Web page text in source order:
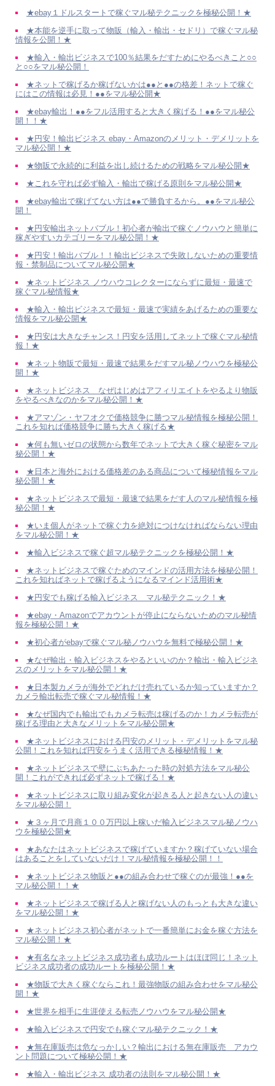
★ebay１ドルスタートで稼ぐマル秘テクニックを極秘公開！★
★本能を逆手に取って物販（輸入・輸出・セドリ）で稼ぐマル秘
情報を公開！★
★輸入・輸出ビジネスで100％結果をだすためにやるべきこと○○
と○○をマル秘公開！
★ネットで稼げるか稼げないかは●●と●●の格差！ネットで稼ぐ
にはこの情報は必見！●●をマル秘公開★
★ebay輸出！●●をフル活用すると大きく稼げる！●●をマル秘公
開！！★
★円安！輸出ビジネス ebay・Amazonのメリット・デメリットを
マル秘公開！★
★物販で永続的に利益を出し続けるための戦略をマル秘公開★
★これを守れば必ず輸入・輸出で稼げる原則をマル秘公開★
★ebay輸出で稼げてない方は●●で勝負するから。●●をマル秘公
開！
★円安輸出ネットバブル！初心者が輸出で稼ぐノウハウと簡単に
稼ぎやすいカテゴリーをマル秘公開！★
★円安！輸出バブル！！輸出ビジネスで失敗しないための重要情
報・禁制品についてマル秘公開★
★ネットビジネス ノウハウコレクターにならずに最短・最速で
稼ぐマル秘情報★
★輸入・輸出ビジネスで最短・最速で実績をあげるための重要な
情報をマル秘公開★
★円安は大きなチャンス！円安を活用してネットで稼ぐマル秘情
報！★
★ネット物販で最短・最速で結果をだすマル秘ノウハウを極秘公
開！★
★ネットビジネス なぜはじめはアフィリエイトをやるより物販
をやるべきなのかをマル秘公開！★
★アマゾン・ヤフオクで価格競争に勝つマル秘情報を極秘公開！
これを知れば価格競争に勝ち大きく稼げる★
★何も無いゼロの状態から数年でネットで大きく稼ぐ秘密をマル
秘公開！★
★日本と海外における価格差のある商品について極秘情報をマル
秘公開！★
★ネットビジネスで最短・最速で結果をだす人のマル秘情報を極
秘公開！★
★いま個人がネットで稼ぐ力を絶対につけなければならない理由
をマル秘公開！★
★輸入ビジネスで稼ぐ超マル秘テクニックを極秘公開！★
★ネットビジネスで稼ぐためのマインドの活用方法を極秘公開！
これを知ればネットで稼げるようになるマインド活用術★
★円安でも稼げる輸入ビジネス マル秘テクニック！★
★ebay・Amazonでアカウントが停止にならないためのマル秘情
報を極秘公開！★
★初心者がebayで稼ぐマル秘ノウハウを無料で極秘公開！★
★なぜ輸出・輸入ビジネスをやるといいのか？輸出・輸入ビジネ
スのメリットをマル秘公開！★
★日本製カメラが海外でどれだけ売れているか知っていますか？
カメラ輸出転売で稼ぐマル秘情報！★
★なぜ国内でも輸出でもカメラ転売は稼げるのか！カメラ転売が
稼げる理由と大きなメリットをマル秘公開★
★ネットビジネスにおける円安のメリット・デメリットをマル秘
公開！これを知れば円安をうまく活用できる極秘情報！★
★ネットビジネスで壁にぶちあたった時の対処方法をマル秘公
開！これができれば必ずネットで稼げる！★
★ネットビジネスに取り組み変化が起きる人と起きない人の違い
をマル秘公開！
★３ヶ月で月商１００万円以上稼いだ輸入ビジネスマル秘ノウハ
ウを極秘公開★
★あなたはネットビジネスで稼げていますか？稼げていない場合
はあることをしていないだけ！マル秘情報を極秘公開！！
★ネットビジネス物販と●●の組み合わせで稼ぐのが最強！●●を
マル秘公開！！★
★ネットビジネスで稼げる人と稼げない人のもっとも大きな違い
をマル秘公開！★
★ネットビジネス初心者がネットで一番簡単にお金を稼ぐ方法を
マル秘公開！★
★有名なネットビジネス成功者も成功ルートはほぼ同じ！ネット
ビジネス成功者の成功ルートを極秘公開！★
★物販で大きく稼ぐならこれ！最強物販の組み合わせをマル秘公
開！★
★世界を相手に生涯使える転売ノウハウをマル秘公開★
★輸入ビジネスで円安でも稼ぐマル秘テクニック！★
★無在庫販売は危なっかしい？輸出における無在庫販売 アカウ
ント問題について極秘公開！★
★輸入・輸出ビジネス 成功者の法則をマル秘公開！★